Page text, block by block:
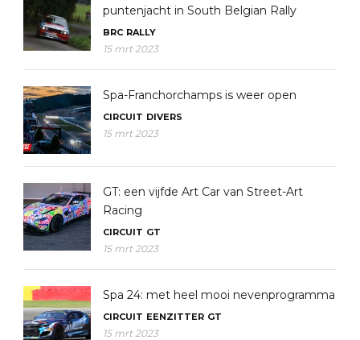
puntenjacht in South Belgian Rally
BRC RALLY
15 mrt 2023
Spa-Franchorchamps is weer open
CIRCUIT DIVERS
15 mrt 2023
GT: een vijfde Art Car van Street-Art
Racing
CIRCUIT GT
15 mrt 2023
Spa 24: met heel mooi nevenprogramma
CIRCUIT EENZITTER GT
15 mrt 2023